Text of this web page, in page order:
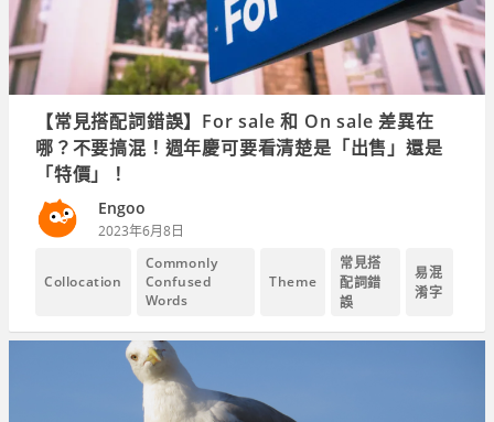
【常見搭配詞錯誤】For sale 和 On sale 差異在
哪？不要搞混！週年慶可要看清楚是「出售」還是
「特價」！
Engoo
2023年6月8日
Collocation
Commonly
Confused
Words
Theme
常見搭
配詞錯
誤
易混
淆字